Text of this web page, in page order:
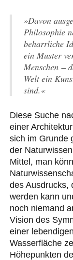
»Davon
Philosophie
beharrliche
ein Muster
Menschen –
Welt ein
sind.«
Diese Suche
einer
sich im Grunde
der
Mittel, man
des Ausdrucks,
werden kann
noch niemand
Vision des
einer
Wasserfläche
Höhepunkten